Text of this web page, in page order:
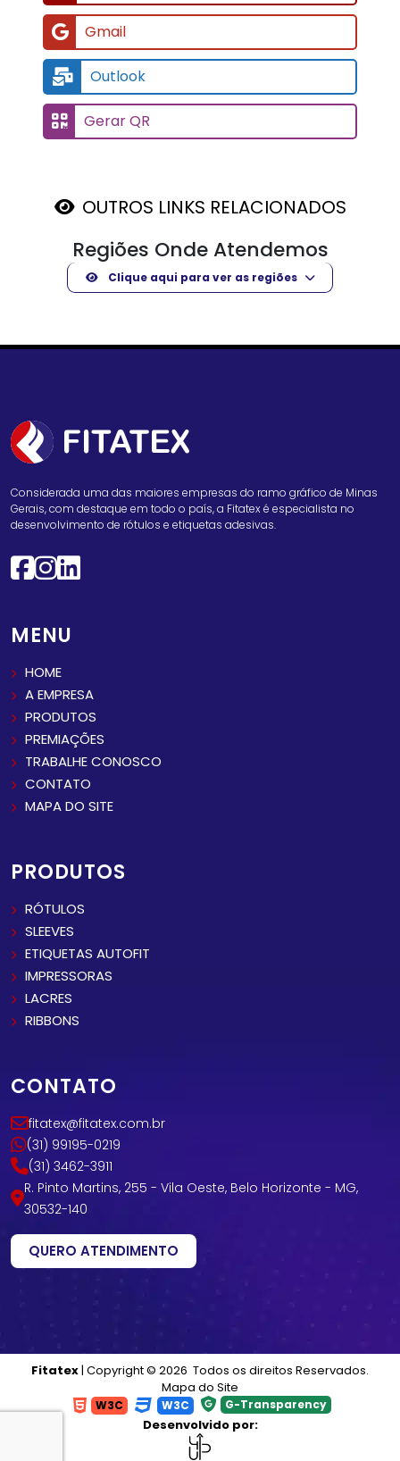
Gmail
Outlook
Gerar QR
OUTROS LINKS RELACIONADOS
Regiões Onde Atendemos
Clique aqui para ver as regiões
Considerada uma das maiores empresas do ramo gráfico de Minas
Gerais, com destaque em todo o país, a Fitatex é especialista no
desenvolvimento de rótulos e etiquetas adesivas.
MENU
HOME
A EMPRESA
PRODUTOS
PREMIAÇÕES
TRABALHE CONOSCO
CONTATO
MAPA DO SITE
PRODUTOS
RÓTULOS
SLEEVES
ETIQUETAS AUTOFIT
IMPRESSORAS
LACRES
RIBBONS
CONTATO
fitatex@fitatex.com.br
(31) 99195-0219
(31) 3462-3911
R. Pinto Martins, 255 - Vila Oeste, Belo Horizonte - MG,
30532-140
QUERO ATENDIMENTO
Fitatex| Copyright © 2026 Todos os direitos Reservados.
Mapa do Site
W3C W3C G-Transparency
Desenvolvido por: